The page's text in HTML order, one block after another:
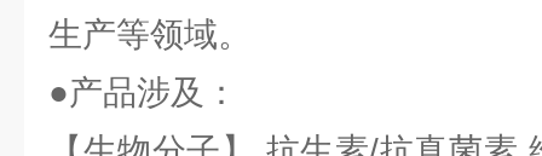
生产等领域。
●产品涉及：